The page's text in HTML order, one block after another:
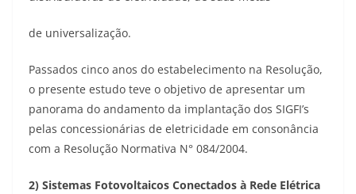
de universalização.
Passados cinco anos do estabelecimento na Resolução,
o presente estudo teve o objetivo de apresentar um
panorama do andamento da implantação dos SIGFI’s
pelas concessionárias de eletricidade em consonância
com a Resolução Normativa N° 084/2004.
2) Sistemas Fotovoltaicos Conectados à Rede Elétrica